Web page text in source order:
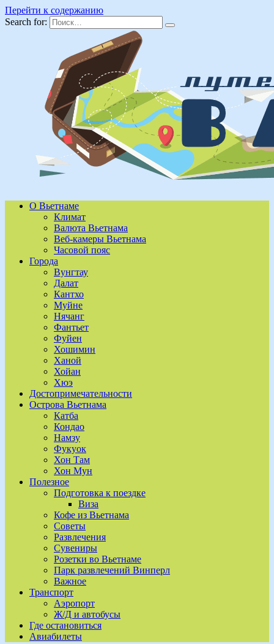
Перейти к содержанию
Search for:
О Вьетнаме
Климат
Валюта Вьетнама
Веб-камеры Вьетнама
Часовой пояс
Города
Вунгтау
Далат
Кантхо
Муйне
Нячанг
Фантьет
Фуйен
Хошимин
Ханой
Хойан
Хюэ
Достопримечательности
Острова Вьетнама
Катба
Кондао
Намзу
Фукуок
Хон Там
Хон Мун
Полезное
Подготовка к поездке
Виза
Кофе из Вьетнама
Советы
Развлечения
Сувениры
Розетки во Вьетнаме
Парк развлечений Винперл
Важное
Транспорт
Аэропорт
Ж/Д и автобусы
Где остановиться
Авиабилеты